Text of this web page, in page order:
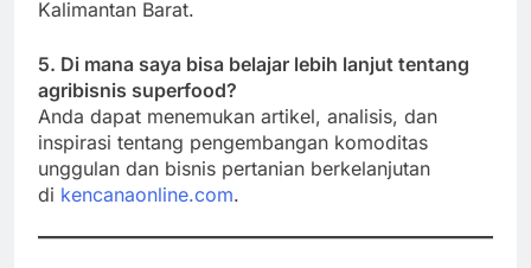
Kalimantan Barat.
5. Di mana saya bisa belajar lebih lanjut tentang
agribisnis superfood?
Anda dapat menemukan artikel, analisis, dan
inspirasi tentang pengembangan komoditas
unggulan dan bisnis pertanian berkelanjutan
di kencanaonline.com.